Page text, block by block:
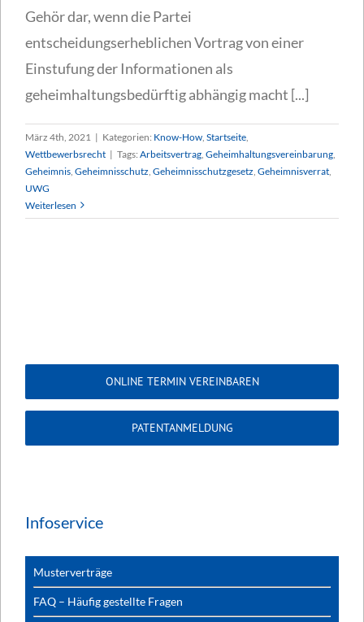
Gehör dar, wenn die Partei
entscheidungserheblichen Vortrag von einer
Einstufung der Informationen als
geheimhaltungsbedürftig abhängig macht [...]
März 4th, 2021 | Kategorien: Know-How Startseite
Wettbewerbsrecht | Tags: Arbeitsvertrag Geheimhaltungsvereinbarung
Geheimnis Geheimnisschutz Geheimnisschutzgesetz Geheimnisverrat
UWG
Weiterlesen
ONLINE TERMIN VEREINBAREN
PATENTANMELDUNG
Infoservice
Musterverträge
FAQ – Häufig gestellte Fragen